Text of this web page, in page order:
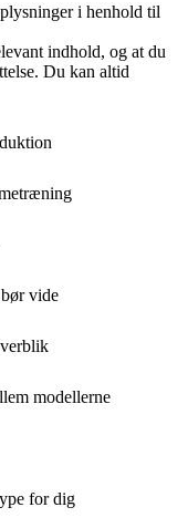
i henhold til
indhold, og at du
Du kan altid
vide
modellerne
for dig